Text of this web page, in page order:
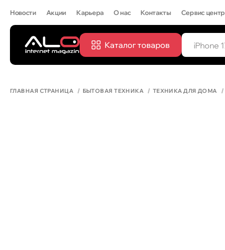
Новости Акции Карьера О нас Контакты Сервис центр
Каталог товаров
ГЛАВНАЯ СТРАНИЦА БЫТОВАЯ ТЕХНИКА ТЕХНИКА ДЛЯ ДОМА